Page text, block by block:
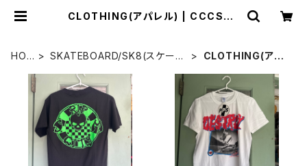
CLOTHING(アパレル) | CCCSUR
HO
SKATEBOARD/SK8(スケート
CLOTHING(アパ